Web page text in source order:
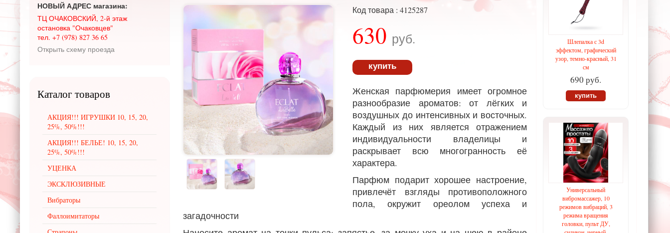
Код товара : 4125287
630 руб.
купить
Женская парфюмерия имеет огромное
разнообразие ароматов: от лёгких и
воздушных до интенсивных и восточных.
Каждый из них является отражением
индивидуальности владелицы и
раскрывает всю многогранность её
характера.
Парфюм подарит хорошее настроение,
привлечёт взгляды противоположного
пола, окружит ореолом успеха и
загадочности
Шлепалка с 3d
эффектом, графический
узор, темно-красный, 31
см
690 руб.
купить
Универсальный
вибромассажер, 10
режимов вибраций, 3
режима вращения
головки, пульт ДУ,
НОВЫЙ АДРЕС магазина:
ТЦ ОЧАКОВСКИЙ, 2-й этаж
остановка "Очаковцев"
тел. +7 (978) 827 36 65
Открыть схему проезда
Каталог товаров
АКЦИЯ!!! ИГРУШКИ 10, 15, 20,
25%, 50%!!!
АКЦИЯ!!! БЕЛЬЕ! 10, 15, 20,
25%, 50%!!!
УЦЕНКА
ЭКСКЛЮЗИВНЫЕ
Вибраторы
Фаллоимитаторы